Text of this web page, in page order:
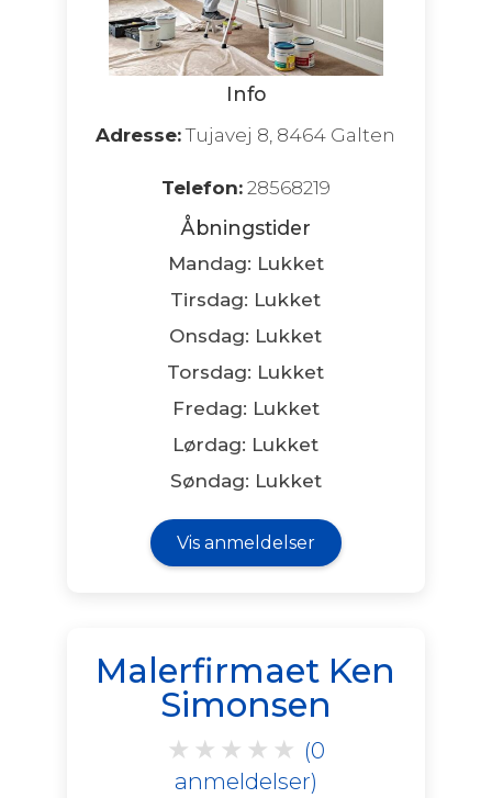
Info
Adresse:Tujavej 8, 8464 Galten
Telefon:28568219
Åbningstider
Mandag: Lukket
Tirsdag: Lukket
Onsdag: Lukket
Torsdag: Lukket
Fredag: Lukket
Lørdag: Lukket
Søndag: Lukket
Vis anmeldelser
Malerfirmaet Ken
Simonsen
★ ★ ★ ★ ★ (0
anmeldelser)